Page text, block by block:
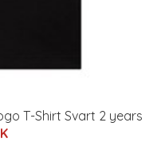
T-Shirt Svart 2 years